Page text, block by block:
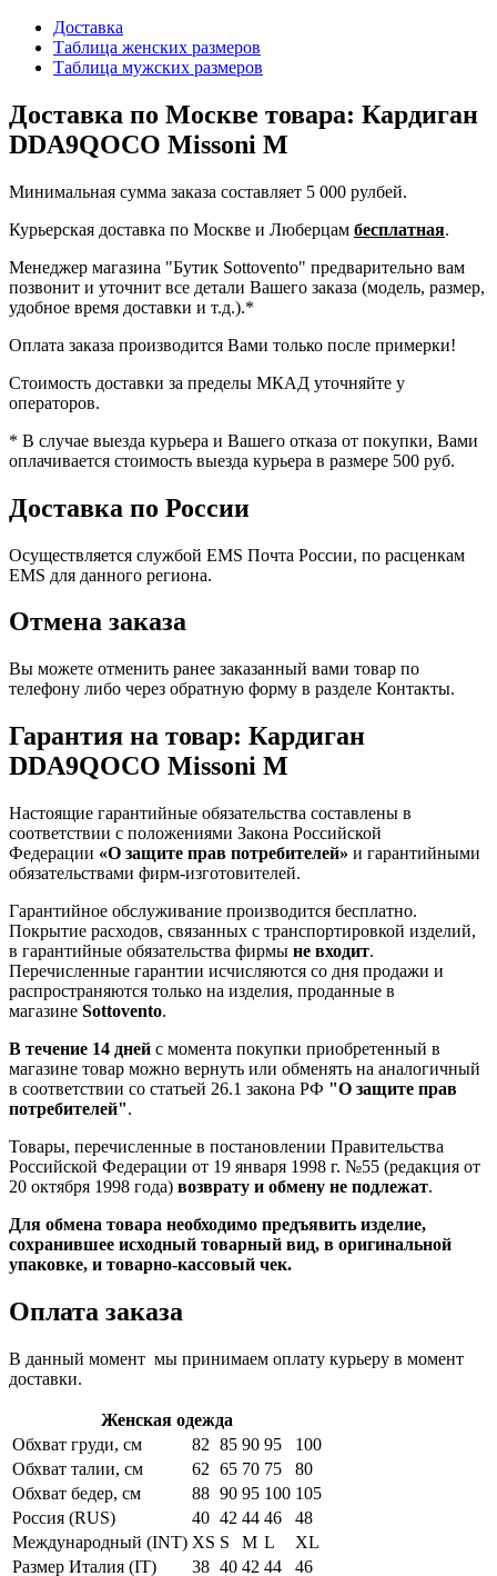
Доставка
Таблица женских размеров
Таблица мужских размеров
Доставка по Москве товара: Кардиган
DDA9QOCO Missoni M
Минимальная сумма заказа составляет 5 000 рулбей.
Курьерская доставка по Москве и Люберцам бесплатная.
Менеджер магазина "Бутик Sottovento" предварительно вам
позвонит и уточнит все детали Вашего заказа (модель, размер,
удобное время доставки и т.д.).*
Оплата заказа производится Вами только после примерки!
Стоимость доставки за пределы МКАД уточняйте у
операторов.
* В случае выезда курьера и Вашего отказа от покупки, Вами
оплачивается стоимость выезда курьера в размере 500 руб.
Доставка по России
Осуществляется службой EMS Почта России, по расценкам
EMS для данного региона.
Отмена заказа
Вы можете отменить ранее заказанный вами товар по
телефону либо через обратную форму в разделе Контакты.
Гарантия на товар: Кардиган
DDA9QOCO Missoni M
Настоящие гарантийные обязательства составлены в
соответствии с положениями Закона Российской
Федерации «О защите прав потребителей» и гарантийными
обязательствами фирм-изготовителей.
Гарантийное обслуживание производится бесплатно.
Покрытие расходов, связанных с транспортировкой изделий,
в гарантийные обязательства фирмы не входит.
Перечисленные гарантии исчисляются со дня продажи и
распространяются только на изделия, проданные в
магазине Sottovento.
В течение 14 дней с момента покупки приобретенный в
магазине товар можно вернуть или обменять на аналогичный
в соответствии со статьей 26.1 закона РФ "О защите прав
потребителей".
Товары, перечисленные в постановлении Правительства
Российской Федерации от 19 января 1998 г. №55 (редакция от
20 октября 1998 года) возврату и обмену не подлежат.
Для обмена товара необходимо предъявить изделие,
сохранившее исходный товарный вид, в оригинальной
упаковке, и товарно-кассовый чек.
Оплата заказа
В данный момент мы принимаем оплату курьеру в момент
доставки.
Женская одежда
Обхват груди, см
82 85 90 95
100
Обхват талии, см
62 65 70 75
80
Обхват бедер, см
88 90 95 100 105
Россия (RUS)
40 42 44 46
48
Международный (INT) XS S M L
XL
Размер Италия (IT)
38 40 42 44 46